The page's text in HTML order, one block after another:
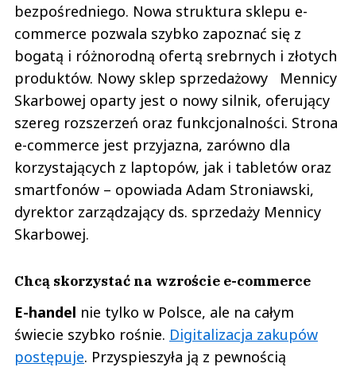
bezpośredniego. Nowa struktura sklepu e-
commerce pozwala szybko zapoznać się z
bogatą i różnorodną ofertą srebrnych i złotych
produktów. Nowy sklep sprzedażowy Mennicy
Skarbowej oparty jest o nowy silnik, oferujący
szereg rozszerzeń oraz funkcjonalności. Strona
e-commerce jest przyjazna, zarówno dla
korzystających z laptopów, jak i tabletów oraz
smartfonów – opowiada Adam Stroniawski,
dyrektor zarządzający ds. sprzedaży Mennicy
Skarbowej.
Chcą skorzystać na wzroście e-commerce
E-handel nie tylko w Polsce, ale na całym
świecie szybko rośnie. Digitalizacja zakupów
postępuje. Przyspieszyła ją z pewnością